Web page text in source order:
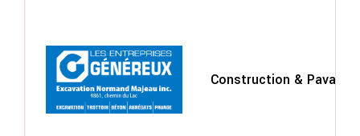
Construction & Pavage